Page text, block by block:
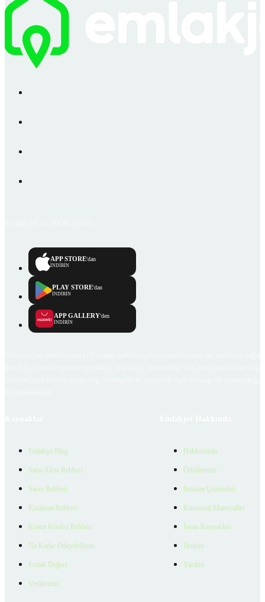
APP STORE'dan
İNDİRİN
PLAY STORE'dan
İNDİRİN
APP GALLERY'den
İNDİRİN
Emlakjet Blog
Satın Alma Rehberi
Satıcı Rehberi
Kiralama Rehberi
Konut Kredisi Rehberi
Ne Kadar Ödeyebilirim
Emlak Değeri
Verilerimiz
Hakkımızda
Ödüllerimiz
Reklam Çözümleri
Kurumsal Materyaller
İnsan Kaynakları
İletişim
Yardım